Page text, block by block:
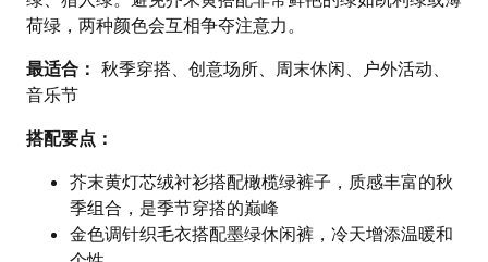
荷绿，两种颜色会互相争夺注意力。
最适合： 秋季穿搭、创意场所、周末休闲、户外活动、
音乐节
搭配要点：
芥末黄灯芯绒衬衫搭配橄榄绿裤子，质感丰富的秋
季组合，是季节穿搭的巅峰
金色调针织毛衣搭配墨绿休闲裤，冷天增添温暖和